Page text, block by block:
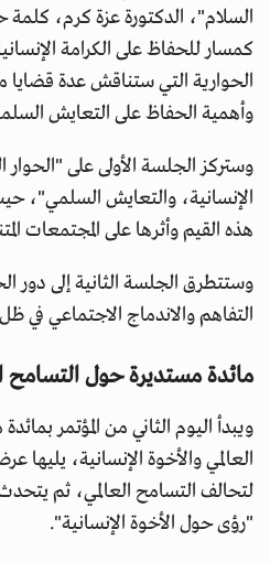
السلام"، الدكتورة عزة كرم، كلمة
كمسار للحفاظ على الكرامة
الحوارية التي ستناقش عدة قضايا
وأهمية الحفاظ على التعايش
وستركز الجلسة الأولى على "الحوار
الإنسانية، والتعايش السلمي"،
هذه القيم وأثرها على المجتمعات
وستتطرق الجلسة الثانية إلى دور
التفاهم والاندماج الاجتماعي في
مائدة مستديرة حول التسامح
ويبدأ اليوم الثاني من المؤتمر
العالمي والأخوة الإنسانية، يليها
لتحالف التسامح العالمي، ثم
"رؤى حول الأخوة الإنسانية".